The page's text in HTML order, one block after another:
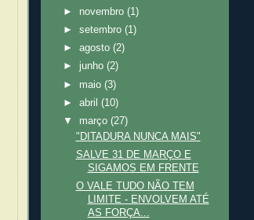
► novembro(1)
►setembro(1)
►agosto(2)
► junho(2)
► maio(3)
►abril(10)
▼ março(27)
"DITADURA NUNCA MAIS"
SALVE 31 DE MARÇO E
SIGAMOS EM FRENTE
O VALE TUDO NÃO TEM
LIMITE - ENVOLVEM ATÉ
AS FORÇA...